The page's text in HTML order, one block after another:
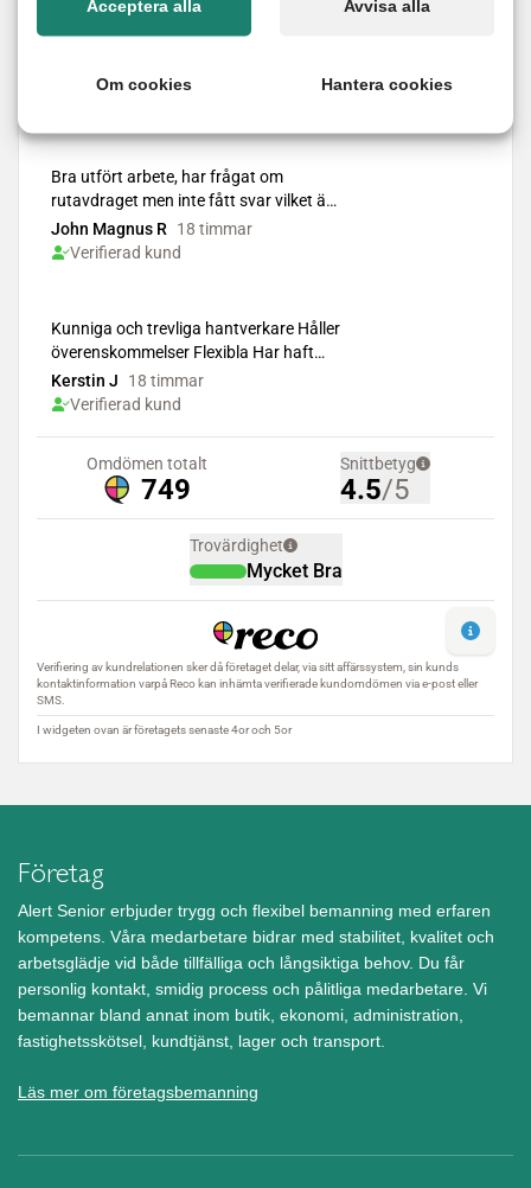
Städning
Företag
Alert Senior erbjuder trygg och flexibel bemanning med erfaren
kompetens. Våra medarbetare bidrar med stabilitet, kvalitet och
arbetsglädje vid både tillfälliga och långsiktiga behov. Du får
personlig kontakt, smidig process och pålitliga medarbetare. Vi
bemannar bland annat inom butik, ekonomi, administration,
fastighetsskötsel, kundtjänst, lager och transport.
Läs mer om företagsbemanning
Acceptera alla Avvisa alla
Om cookies Hantera cookies